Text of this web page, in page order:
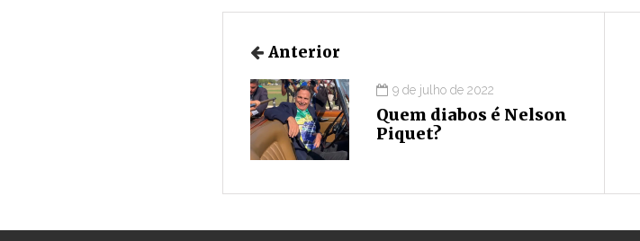
Anterior
9 de julho de 2022
Quem diabos é Nelson
Piquet?